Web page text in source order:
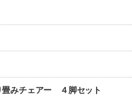
畳みチェアー ４脚セット